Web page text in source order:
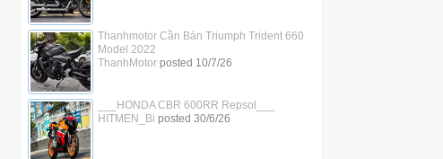
Thanhmotor Cần Bán Triumph Trident 660
Model 2022
ThanhMotorposted 10/7/26
___HONDA CBR 600RR Repsol___
HITMEN_Bi posted 30/6/26